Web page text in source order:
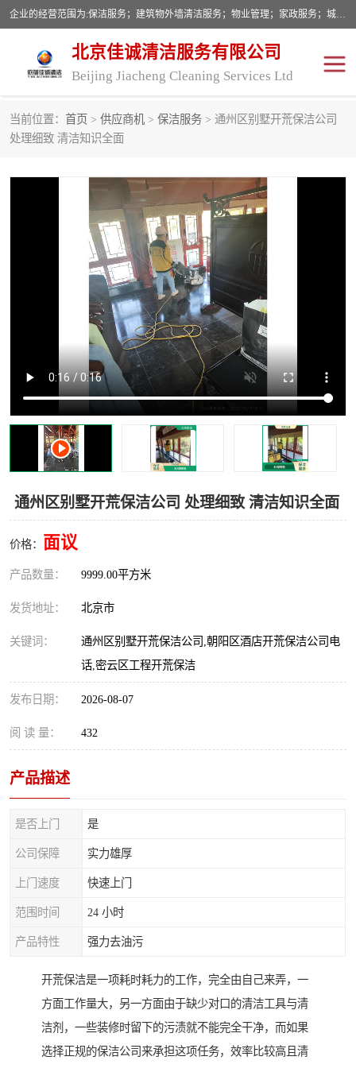
企业的经营范围为:保洁服务；建筑物外墙清洁服务；物业管理；家政服务；城市园林绿化；劳务分包；技术开发、技术转让、技术服务；销售保洁设备、卫生用品、化工产品（不含危险化学品及一类易制毒化学品）、日用品、办公设备、建筑材料、装饰材料；图文设计；清洁服务（不含餐具消毒）；中央空调维修；工程设计；施工总承包；专业承包。
北京佳诚清洁服务有限公司
Beijing Jiacheng Cleaning Services Ltd
当前位置： 首页 > 供应商机 > 保洁服务 > 通州区别墅开荒保洁公司
处理细致 清洁知识全面
通州区别墅开荒保洁公司 处理细致 清洁知识全面
价格： 面议
产品数量： 9999.00平方米
发货地址： 北京市
关键词：
通州区别墅开荒保洁公司,朝阳区酒店开荒保洁公司电
话,密云区工程开荒保洁
发布日期： 2026-08-07
阅 读 量： 432
产品描述
是否上门 是
公司保障 实力雄厚
上门速度 快速上门
范围时间 24 小时
产品特性 强力去油污
开荒保洁是一项耗时耗力的工作，完全由自己来弄，一
方面工作量大，另一方面由于缺少对口的清洁工具与清
洁剂，一些装修时留下的污渍就不能完全干净，而如果
选择正规的保洁公司来承担这项任务，效率比较高且清
外墙清洗
开荒保洁 保洁服务
建筑物外墙维修